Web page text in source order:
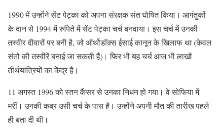
1990 में उन्होंने सेंट पेट्का को अपना संरक्षक संत घोषित किया। आगंतुकों
के दान से 1994 में रुपिते में सेंट पेट्का चर्च बनवाया। इस चर्च में उनकी
तस्वीर दीवारों पर बनी है, जो ऑर्थोडॉक्स ईसाई कानून के खिलाफ था (केवल
संतों की तस्वीरें बनाई जा सकती हैं)। फिर भी यह चर्च आज भी लाखों
तीर्थयात्रियों का केंद्र है।
11 अगस्त 1996 को स्तन कैंसर से उनका निधन हो गया। वे सोफिया में
मरीं। उनकी कब्र उसी चर्च के पास है। उन्होंने अपनी मौत की तारीख पहले
ही बता दी थी।